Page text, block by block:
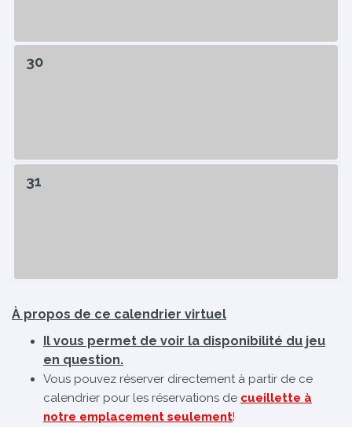
30
31
À propos de ce calendrier virtuel
Il vous permet de voir la disponibilité du jeu
en question.
Vous pouvez réserver directement à partir de ce
calendrier pour les réservations de cueillette à
notre emplacement seulement!